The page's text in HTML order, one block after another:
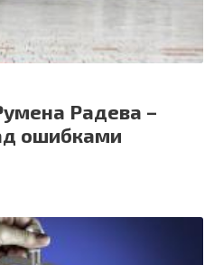
Радева –
ошибками